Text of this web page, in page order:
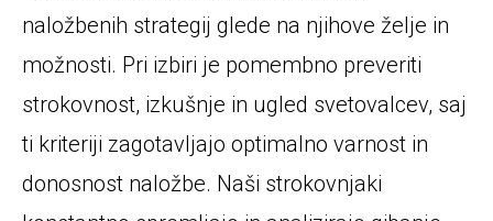
naložbenih strategij glede na njihove želje in
možnosti. Pri izbiri je pomembno preveriti
strokovnost, izkušnje in ugled svetovalcev, saj
ti kriteriji zagotavljajo optimalno varnost in
donosnost naložbe. Naši strokovnjaki